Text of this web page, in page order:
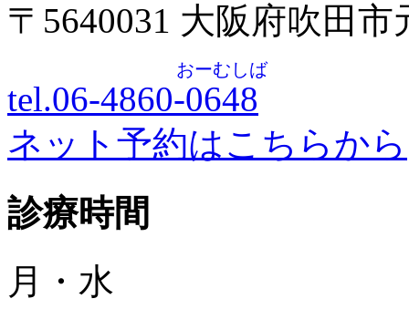
〒5640031 大阪府吹田
tel.06-4860-0648
おーむしば
ネット予約はこちらから
診療時間
月・水